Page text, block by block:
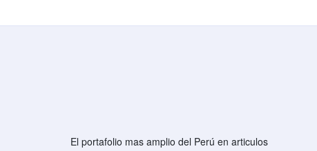
El portafolio mas amplio del Perú en articulos